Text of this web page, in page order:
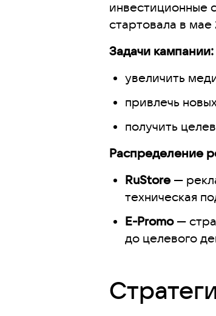
инвестиционные
стартовала в
Задачи кампании:
увеличить
привлечь
получить
Распределение
RuStore—
техническая
E-Promo—
до целевого